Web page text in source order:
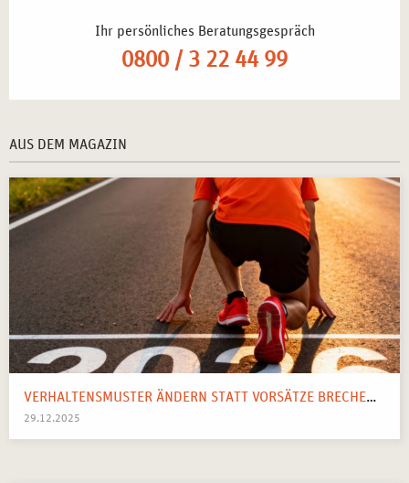
Ihr persönliches Beratungsgespräch
0800 / 3 22 44 99
AUS DEM MAGAZIN
VERHALTENSMUSTER ÄNDERN STATT VORSÄTZE BRECHEN: IHR SYSTEMISCHER WEGWEISER FÜR 2026
29.12.2025